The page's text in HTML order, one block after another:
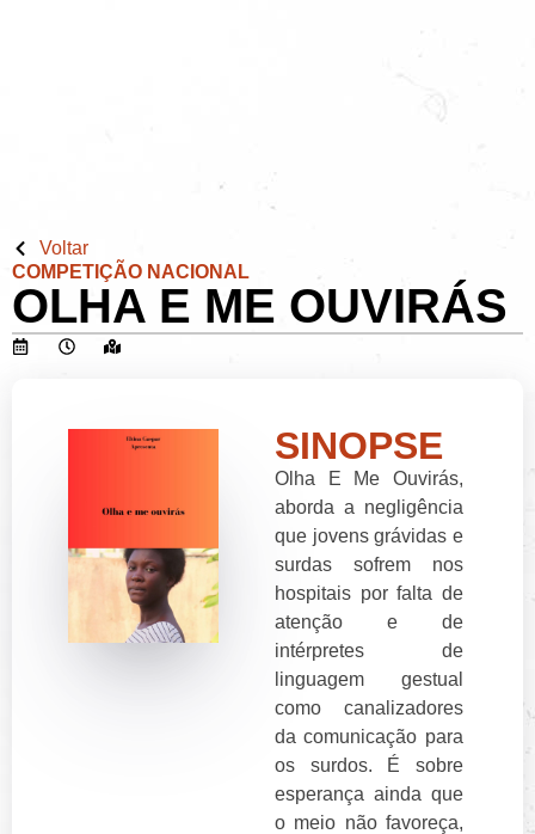
Voltar
COMPETIÇÃO NACIONAL
OLHA E ME OUVIRÁS
SINOPSE
Olha E Me Ouvirás,
aborda a negligência
que jovens grávidas e
surdas sofrem nos
hospitais por falta de
atenção e de
intérpretes de
linguagem gestual
como canalizadores
da comunicação para
os surdos. É sobre
esperança ainda que
o meio não favoreça,